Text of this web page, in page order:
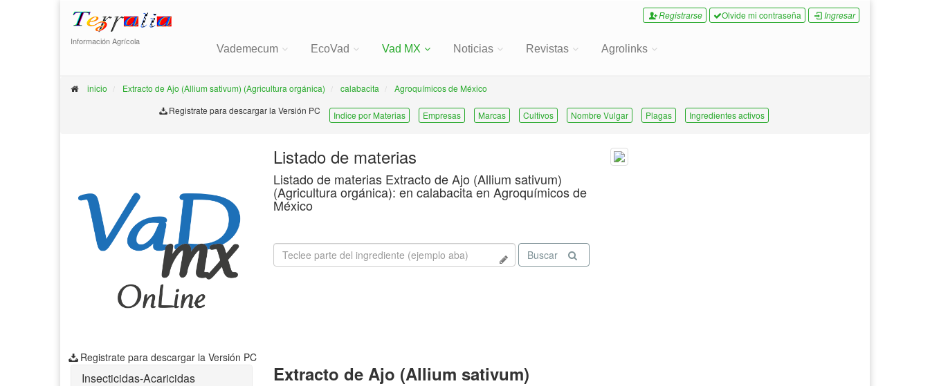
Información Agrícola
Registrarse Olvide mi contraseña Ingresar
Vademecum EcoVad Vad MX Noticias Revistas Agrolinks
inicio Extracto de Ajo (Allium sativum) (Agricultura orgánica) calabacita
Agroquímicos de México
Registrate para descargar la Versión PC
Indice por Materias Empresas Marcas Cultivos Nombre Vulgar Plagas Ingredientes activos
Registrate para descargar la Versión PC
Listado de materias
Listado de materias Extracto de Ajo (Allium sativum)
(Agricultura orgánica): en calabacita en Agroquímicos de
México
Buscar
Insecticidas-Acaricidas Extracto de Ajo (Allium sativum)